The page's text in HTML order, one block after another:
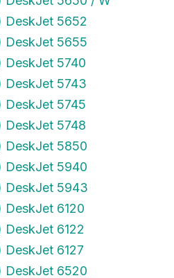
DeskJet 5652
DeskJet 5655
5740
5743
5745
5748
DeskJet 5850
DeskJet 5940
DeskJet 5943
6120
6122
6127
DeskJet 6520